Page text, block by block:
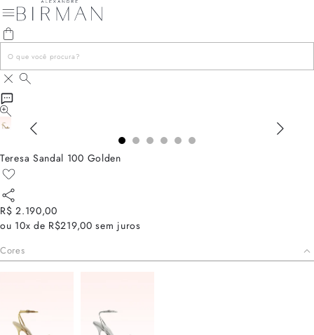
Teresa Sandal 100 Golden
R$ 2.190,00
ou 10x de R$219,00 sem juros
Cores